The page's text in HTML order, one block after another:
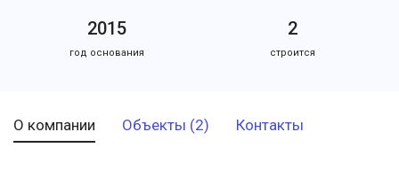
2015
год основания
2
строится
О компании Объекты (2) Контакты